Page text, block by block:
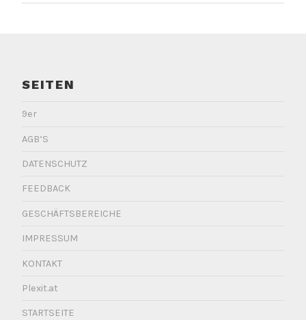
SEITEN
9er
AGB’S
DATENSCHUTZ
FEEDBACK
GESCHÄFTSBEREICHE
IMPRESSUM
KONTAKT
Plexit.at
STARTSEITE